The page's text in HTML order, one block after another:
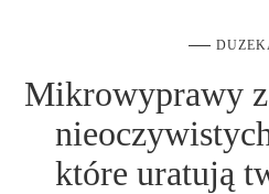
Mikrowyprawy z
które uratują